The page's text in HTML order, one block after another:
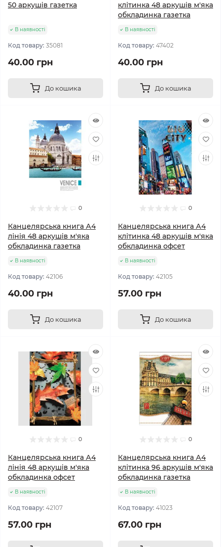
50 аркушів газетка
В наявності
Код товару: 35081
40.00 грн
До кошика
клітинка 48 аркушів м'яка
обкладинка газетка
В наявності
Код товару: 47402
40.00 грн
До кошика
0
Канцелярська книга А4
лінія 48 аркушів м'яка
обкладинка газетка
В наявності
Код товару: 42106
40.00 грн
До кошика
0
Канцелярська книга А4
клітинка 48 аркушів м'яка
обкладинка офсет
В наявності
Код товару: 42105
57.00 грн
До кошика
0
Канцелярська книга А4
лінія 48 аркушів м'яка
обкладинка офсет
В наявності
Код товару: 42107
57.00 грн
0
Канцелярська книга А4
клітинка 96 аркушів м'яка
обкладинка газетка
В наявності
Код товару: 41023
67.00 грн